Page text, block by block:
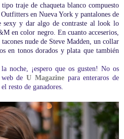
traje de chaqueta blanco compuesto
en Nueva York y pantalones de
sexy y dar algo de contraste al look lo
en color negro. En cuanto acceserios,
nude de Steve Madden, un collar
en tonos dorados y plata que también
noche, ¡espero que os gusten! No os
de U Magazine para enteraros de
resto de ganadores.